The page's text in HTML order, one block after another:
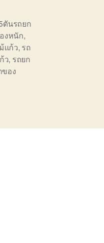
ตันรถยก
งหนัก,
แก้ว, รถ
ว, รถยก
ของ